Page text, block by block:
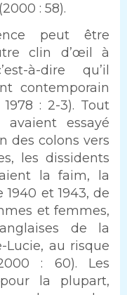
: 58).
peut être
clin d’œil à
à-dire qu’il
contemporain
: 2-3). Tout
essayé
des colons vers
les dissidents
la faim, la
et 1943, de
et femmes,
de la
au risque
: 60). Les
la plupart,